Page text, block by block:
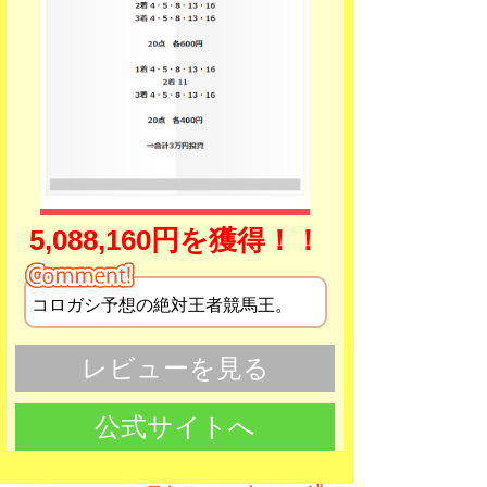
5,088,160円を獲得！！
コロガシ予想の絶対王者競馬王。
レビューを見る
公式サイトへ